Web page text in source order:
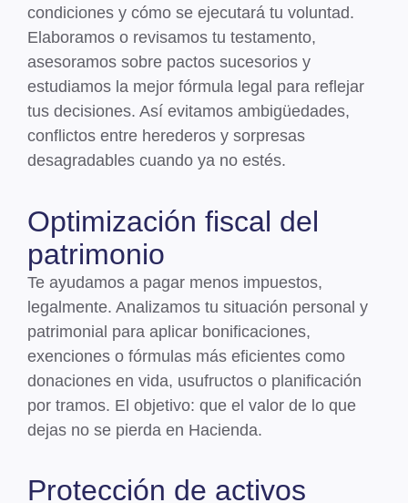
condiciones y cómo se ejecutará tu voluntad.
Elaboramos o revisamos tu testamento,
asesoramos sobre pactos sucesorios y
estudiamos la mejor fórmula legal para reflejar
tus decisiones. Así evitamos ambigüedades,
conflictos entre herederos y sorpresas
desagradables cuando ya no estés.
Optimización fiscal del
patrimonio
Te ayudamos a pagar menos impuestos,
legalmente. Analizamos tu situación personal y
patrimonial para aplicar bonificaciones,
exenciones o fórmulas más eficientes como
donaciones en vida, usufructos o planificación
por tramos. El objetivo: que el valor de lo que
dejas no se pierda en Hacienda.
Protección de activos